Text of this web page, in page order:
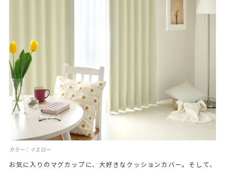
カラー：イエロー
お気に入りのマグカップに、大好きなクッションカバー。そして、